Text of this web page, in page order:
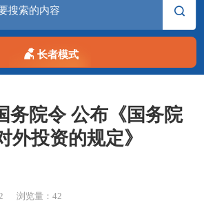
长者模式
务院令 公布《国务院
外投资的规定》
浏览量： 42